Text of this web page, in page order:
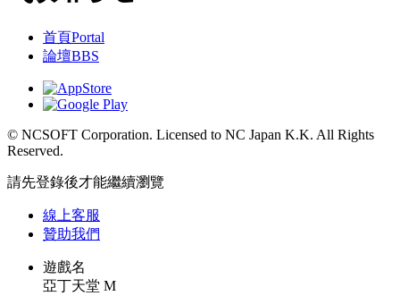
首頁Portal
論壇BBS
© NCSOFT Corporation. Licensed to NC Japan K.K. All Rights
Reserved.
請先登錄後才能繼續瀏覽
線上客服
贊助我們
遊戲名
亞丁天堂 M